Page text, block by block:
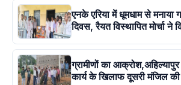
एनके एरिया में धूमधाम से मनाया
दिवस, रैयत विस्थापित मोर्चा ने
ग्रामीणों का आक्रोश,अहिल्यापुर
कार्य के खिलाफ दूसरी मंजिल की